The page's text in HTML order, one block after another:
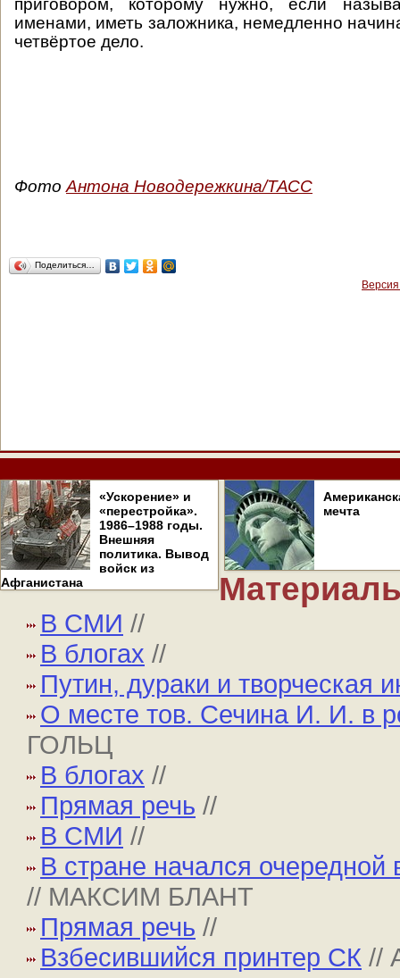
приговором, которому нужно, если
именами, иметь заложника, немедленно
четвёртое дело.
Фото Антона Новодережкина/ТАСС
Поделиться…
«Ускорение» и
«перестройка».
1986–1988 годы.
Внешняя
политика. Вывод
войск из
Афганистана
мечта
В СМИ //
В блогах //
Путин, дураки и творческая
О месте тов. Сечина И. И. в
ГОЛЬЦ
В блогах //
Прямая речь //
В СМИ //
В стране начался очередной
// МАКСИМ БЛАНТ
Прямая речь //
Взбесившийся принтер СК //